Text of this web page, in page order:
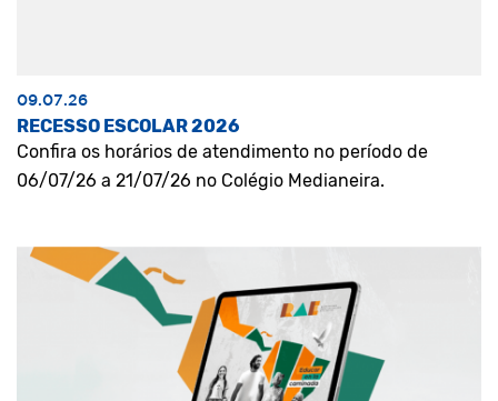
09.07.26
RECESSO ESCOLAR 2026
Confira os horários de atendimento no período de
06/07/26 a 21/07/26 no Colégio Medianeira.